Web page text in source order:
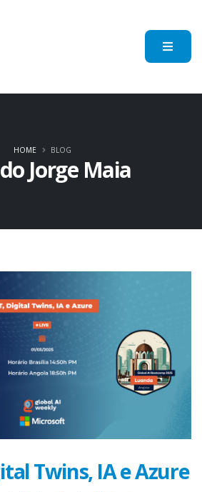
Jorge Maia
HOME BLOG
Twins, IA e Azure